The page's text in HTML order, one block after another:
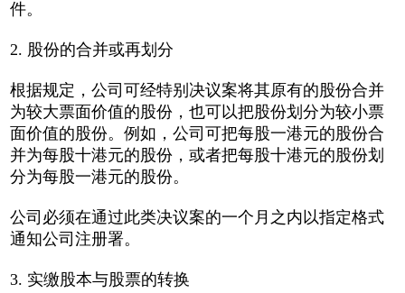
1 2 3 4 5
件。
2. 股份的合并或再划分
根据规定，公司可经特别决议案将其原有的股份合并
为较大票面价值的股份，也可以把股份划分为较小票
面价值的股份。例如，公司可把每股一港元的股份合
并为每股十港元的股份，或者把每股十港元的股份划
分为每股一港元的股份。
公司必须在通过此类决议案的一个月之内以指定格式
通知公司注册署。
3. 实缴股本与股票的转换